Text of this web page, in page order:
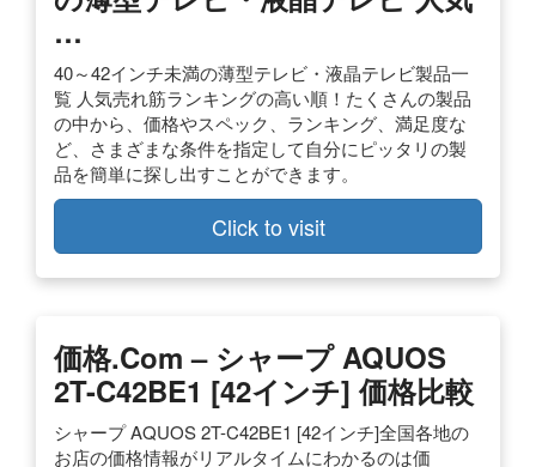
…
40～42インチ未満の薄型テレビ・液晶テレビ製品一
覧 人気売れ筋ランキングの高い順！たくさんの製品
の中から、価格やスペック、ランキング、満足度な
ど、さまざまな条件を指定して自分にピッタリの製
品を簡単に探し出すことができます。
Click to visit
価格.com – シャープ AQUOS
2T-C42BE1 [42インチ] 価格比較
シャープ AQUOS 2T-C42BE1 [42インチ]全国各地の
お店の価格情報がリアルタイムにわかるのは価